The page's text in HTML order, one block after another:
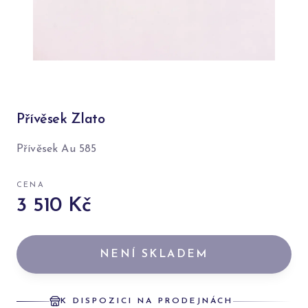
Přívěsek Zlato
Přívěsek Au 585
CENA
3 510 Kč
NENÍ SKLADEM
K DISPOZICI NA PRODEJNÁCH